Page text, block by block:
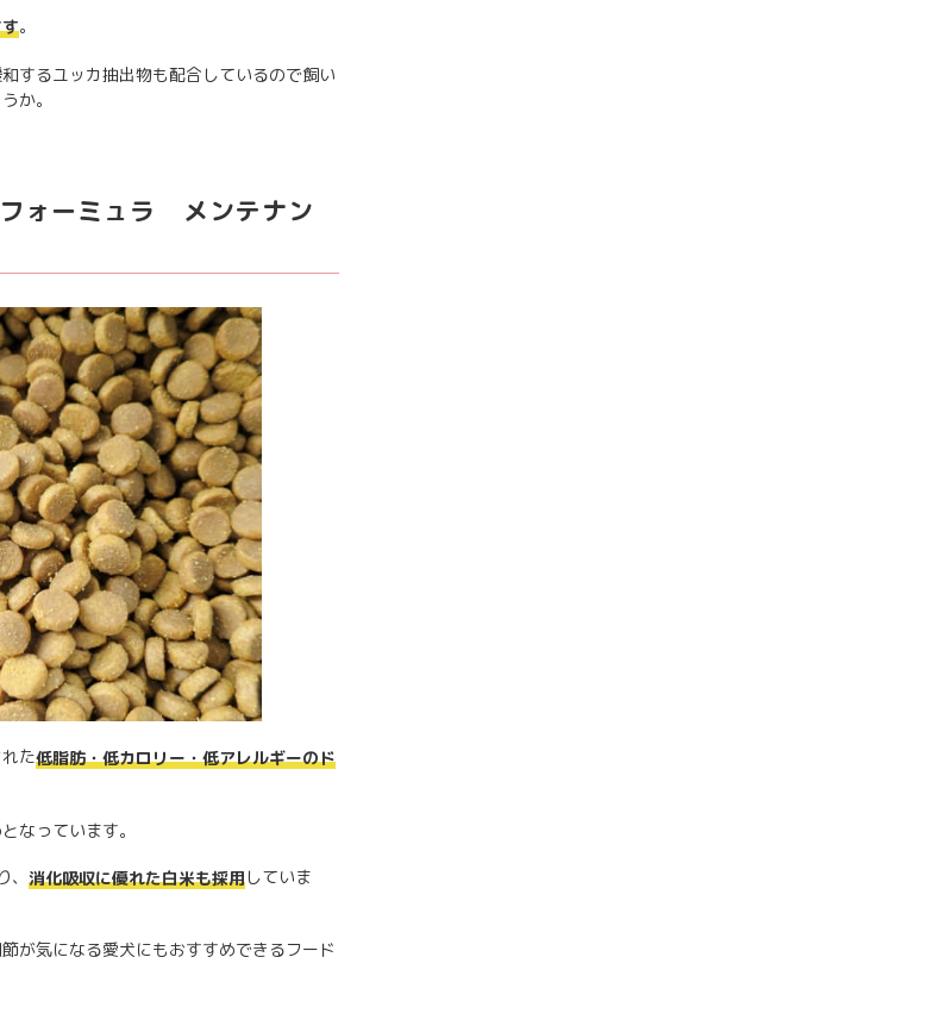
。
するユッカ抽出物も配合しているので飼い
か。
ォーミュラ メンテナン
た低脂肪・低カロリー・低アレルギーのド
なっています。
消化吸収に優れた白米も採用していま
が気になる愛犬にもおすすめできるフード